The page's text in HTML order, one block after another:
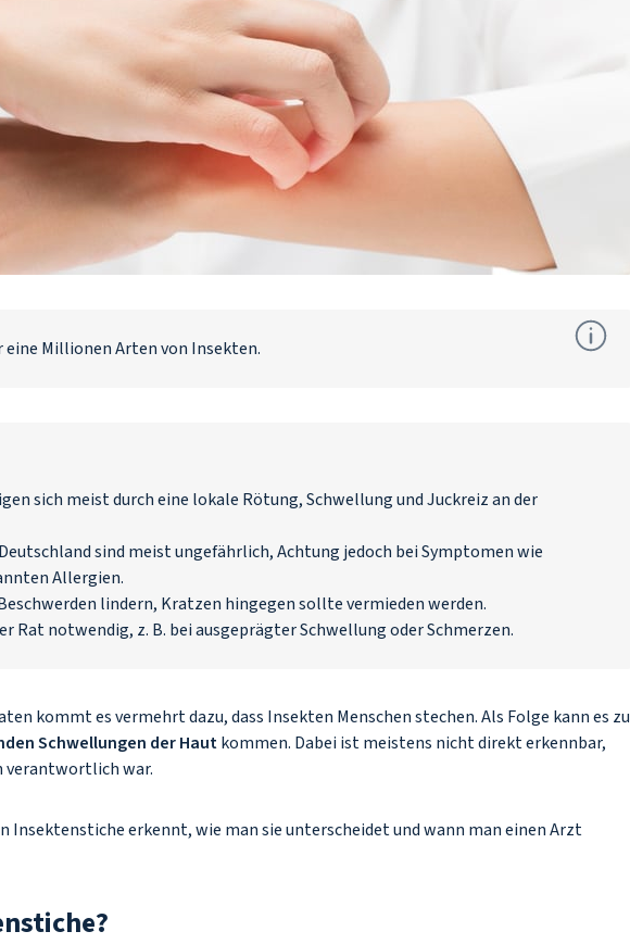
eine Millionen Arten von Insekten.
sich meist durch eine lokale Rötung, Schwellung und Juckreiz an der
sind meist ungefährlich, Achtung jedoch bei Symptomen wie
Allergien.
lindern, Kratzen hingegen sollte vermieden werden.
Rat notwendig, z. B. bei ausgeprägter Schwellung oder Schmerzen.
kommt es vermehrt dazu, dass Insekten Menschen stechen. Als Folge kann es zu
Schwellungen der Hautkommen. Dabei ist meistens nicht direkt erkennbar,
verantwortlich war.
Insektenstiche erkennt, wie man sie unterscheidet und wann man einen Arzt